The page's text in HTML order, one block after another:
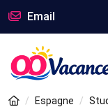
Email
Espagne